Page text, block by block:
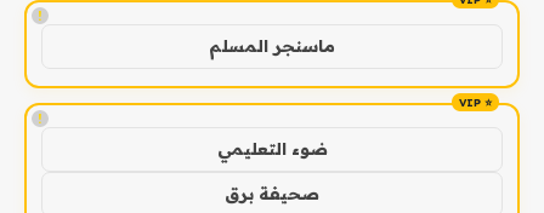
!
ماسنجر المسلم
!
ضوء التعليمي
صحيفة برق